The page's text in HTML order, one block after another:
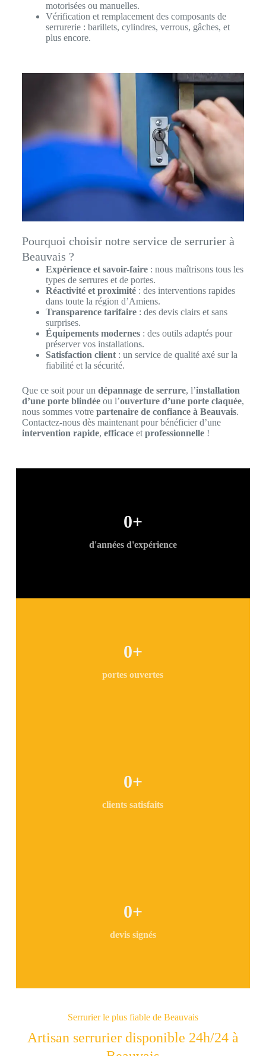
motorisées ou manuelles.
Vérification et remplacement des composants de
serrurerie : barillets, cylindres, verrous, gâches, et
plus encore.
Pourquoi choisir notre service de serrurier à
Beauvais ?
Expérience et savoir-faire: nous maîtrisons tous les
types de serrures et de portes.
Réactivité et proximité: des interventions rapides
dans toute la région d’Amiens.
Transparence tarifaire: des devis clairs et sans
surprises.
Équipements modernes: des outils adaptés pour
préserver vos installations.
Satisfaction client: un service de qualité axé sur la
fiabilité et la sécurité.
Que ce soit pour un dépannage de serrure, l’installation
d’une porte blindéeou l’ouverture d’une porte claquée,
nous sommes votre partenaire de confiance à Beauvais.
Contactez-nous dès maintenant pour bénéficier d’une
intervention rapide, efficaceet professionnelle!
d'années d'expérience
0+
portes ouvertes
0+
clients satisfaits
0+
devis signés
0+
Serrurier le plus fiable de Beauvais
Artisan serrurier disponible 24h/24 à